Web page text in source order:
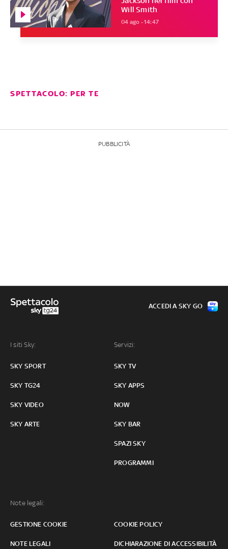
Will Smith
04 ago - 14:47
SPETTACOLO: PER TE
PUBBLICITÀ
I siti Sky:
SKY SPORT
SKY TG24
SKY VIDEO
SKY ARTE
Servizi:
SKY TV
SKY APPS
NOW
SKY BAR
SPAZI SKY
PROGRAMMI
Note legali:
GESTIONE COOKIE COOKIE POLICY
NOTE LEGALI DICHIARAZIONE DI ACCESSIBILITÀ
ACCEDI A SKY GO